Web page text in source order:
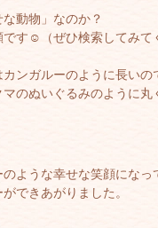
動物」なのか？
す☺️（ぜひ検索してみて
ンガルーのように長いの
のぬいぐるみのように丸
ような幸せな笑顔になっ
できあがりました。